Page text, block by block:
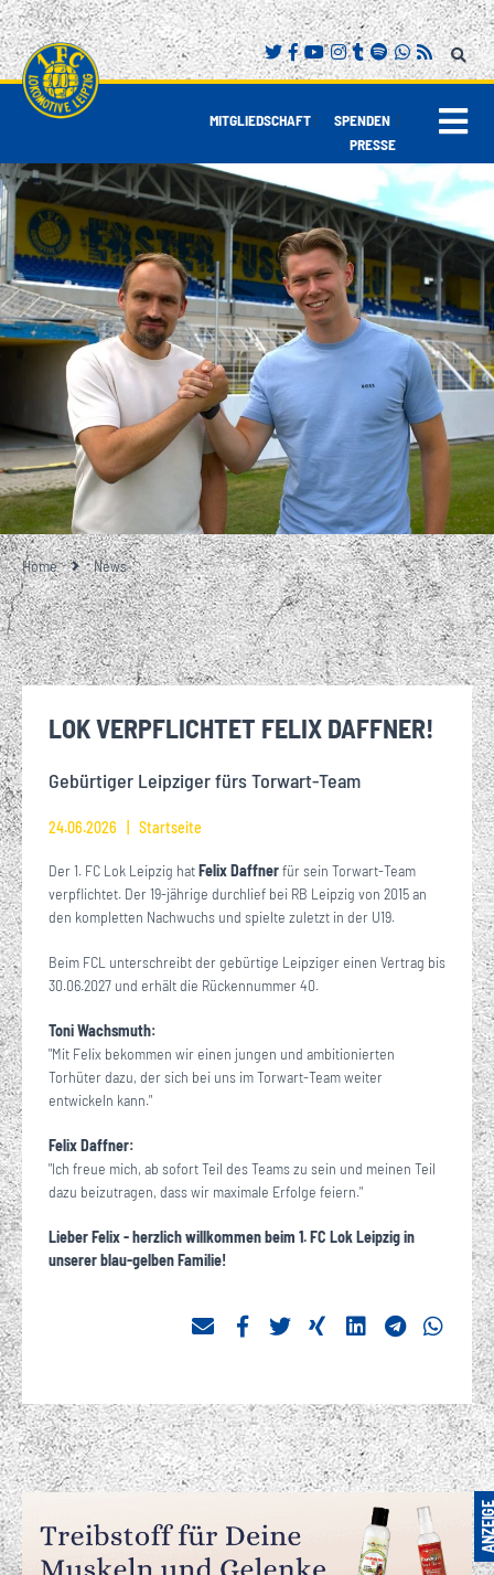
MITGLIEDSCHAFT| SPENDEN |
PRESSE
Home News
LOK VERPFLICHTET FELIX DAFFNER!
Gebürtiger Leipziger fürs Torwart-Team
24.06.2026 Startseite
Der 1. FC Lok Leipzig hatFelix Daffnerfür sein Torwart-Team
verpflichtet. Der 19-jährige durchlief bei RB Leipzig von 2015 an
den kompletten Nachwuchs und spielte zuletzt in der U19.
Beim FCL unterschreibt der gebürtige Leipziger einen Vertrag bis
30.06.2027 und erhält die Rückennummer 40.
Toni Wachsmuth:
"Mit Felix bekommen wir einen jungen und ambitionierten
Torhüter dazu, der sich bei uns im Torwart-Team weiter
entwickeln kann."
Felix Daffner:
"Ich freue mich, ab sofort Teil des Teams zu sein und meinen Teil
dazu beizutragen, dass wir maximale Erfolge feiern."
Lieber Felix - herzlich willkommen beim 1. FC Lok Leipzig in
unserer blau-gelben Familie!